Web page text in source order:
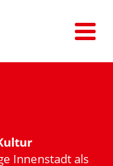
Innen­stadt als